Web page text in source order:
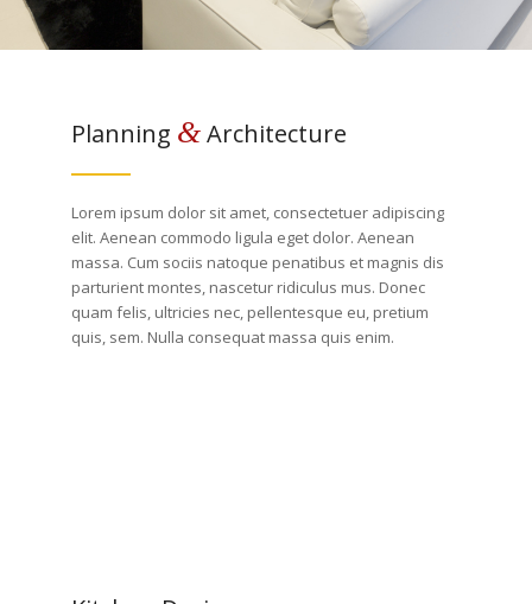
Planning &Architecture
Lorem ipsum dolor sit amet, consectetuer adipiscing
elit. Aenean commodo ligula eget dolor. Aenean
massa. Cum sociis natoque penatibus et magnis dis
parturient montes, nascetur ridiculus mus. Donec
quam felis, ultricies nec, pellentesque eu, pretium
quis, sem. Nulla consequat massa quis enim.